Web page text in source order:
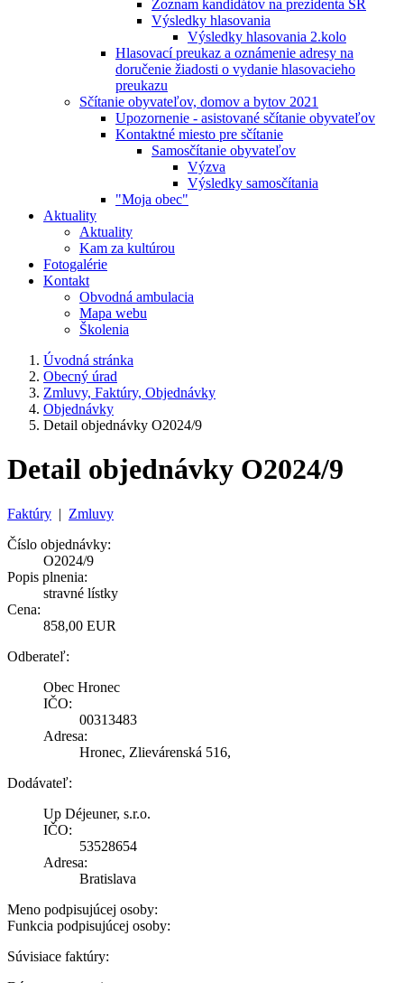
Zoznam kandidátov na prezidenta SR
Výsledky hlasovania
Výsledky hlasovania 2.kolo
Hlasovací preukaz a oznámenie adresy na
doručenie žiadosti o vydanie hlasovacieho
preukazu
Sčítanie obyvateľov, domov a bytov 2021
Upozornenie - asistované sčítanie obyvateľov
Kontaktné miesto pre sčítanie
Samosčítanie obyvateľov
Výzva
Výsledky samosčítania
"Moja obec"
Aktuality
Aktuality
Kam za kultúrou
Fotogalérie
Kontakt
Obvodná ambulacia
Mapa webu
Školenia
Úvodná stránka
Obecný úrad
Zmluvy, Faktúry, Objednávky
Objednávky
Detail objednávky O2024/9
Detail objednávky O2024/9
Faktúry | Zmluvy
Číslo objednávky:
O2024/9
Popis plnenia:
stravné lístky
Cena:
858,00 EUR
Odberateľ:
Obec Hronec
IČO:
00313483
Adresa:
Hronec, Zlievárenská 516,
Dodávateľ:
Up Déjeuner, s.r.o.
IČO:
53528654
Adresa:
Bratislava
Meno podpisujúcej osoby:
Funkcia podpisujúcej osoby:
Súvisiace faktúry: